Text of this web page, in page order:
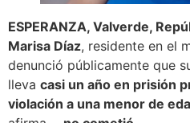
ESPERANZA, Valverde,
Marisa Díaz, residente en el
denunció públicamente que
lleva casi un año en prisión
violación a una menor de